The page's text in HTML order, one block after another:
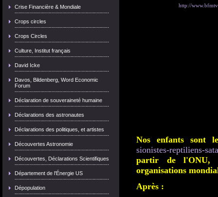
Crise Financière & Mondiale
Crops circles
Crops Circles
Culture, Institut français
David Icke
Davos, Bildenberg, Word Economic
Forum
Déclaration de souveraineté humaine
Déclarations des astronautes
Déclarations des politiques, et artistes
Découvertes Astronomie
Découvertes, Déclarations Scientifiques
Département de l'Énergie US
Dépopulation
http://
Nos enfants sont
sionistes-reptiliens-
partir de l'ONU,
organisations
Après :